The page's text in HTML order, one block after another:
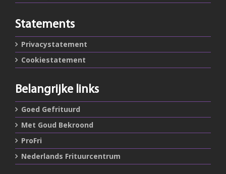
Statements
Privacystatement
Cookiestatement
Belangrijke links
Goed Gefrituurd
Met Goud Bekroond
ProFri
Nederlands Frituurcentrum